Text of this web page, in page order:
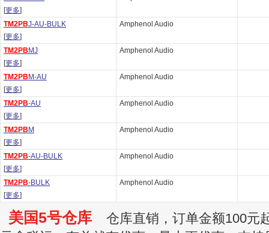
[更多]
TM2PBJ-AU-BULK
[更多]
Amphenol Audio
TM2PB MJ
[更多]
Amphenol Audio
TM2PB M-AU
[更多]
Amphenol Audio
TM2PB-AU
[更多]
Amphenol Audio
TM2PB M
[更多]
Amphenol Audio
TM2PB-AU-BULK
[更多]
Amphenol Audio
TM2PB-BULK
[更多]
Amphenol Audio
美国5号仓库 仓库直销，订单金额100元